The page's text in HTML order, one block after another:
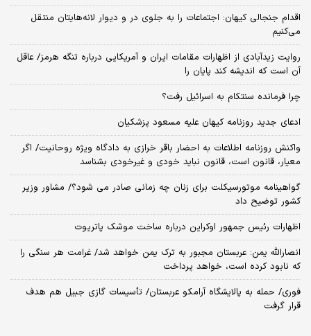
اقدام جنجالی کیهان: اجتماعات را به جلوی در و دیوار لانه‌هایتان منتقل
می‌کنیم
روایت زیدآبادی از اظهارات مقامات ایران و آمریکایی درباره تنگه هرمز/ عاقل
آن است که اندیشه کند پایان را
چرا فرمانده سنتکام به اسرائیل رفت؟
ادعای جدید روزنامه کیهان علیه مسعود پزشکیان
واکنش روزنامه اطلاعات به احضار باقر خرازی به دادگاه ویژه روحانیت/ اگر
معیار، قانون است، قانون نباید خودی و غیرخودی بشناسد
گواهینامه موتورسیکلت برای زنان چه زمانی صادر می شود؟/ مشاور وزیر
کشور توضیح داد
اظهارات رئیس جمهور اوکراین درباره ساخت موشک پاتریوت
انصارالله یمن: عربستان مجبور به ترک یمن خواهد شد/ غرامت هر سنگی را
که نابود کرده است، خواهد پرداخت
فوری/ حمله به پالایشگاه آرامکو عربستان/ تأسیسات گازی جبیل هم هدف
قرار گرفت